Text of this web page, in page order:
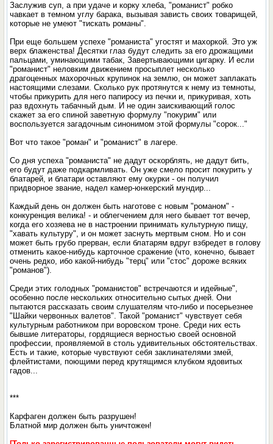
Заслужив суп, а при удаче и корку хлеба, "романист" робко
чавкает в темном углу барака, вызывая зависть своих товарищей,
которые не умеют "тискать романы".
При еще большем успехе "романиста" угостят и махоркой. Это уж
верх блаженства! Десятки глаз будут следить за его дрожащими
пальцами, уминающими табак, Завертывающими цигарку. И если
"романист" неловким движением просыплет несколько
драгоценных махорочных крупинок на землю, он может заплакать
настоящими слезами. Сколько рук протянутся к нему из темноты,
чтобы прикурить для него папиросу из печки и, прикуривая, хоть
раз вдохнуть табачный дым. И не один заискивающий голос
скажет за его спиной заветную формулу "покурим" или
воспользуется загадочным синонимом этой формулы "сорок..."
Вот что такое "роман" и "романист" в лагере.
Со дня успеха "романиста" не дадут оскорблять, не дадут бить,
его будут даже подкармливать. Он уже смело просит покурить у
блатарей, и блатари оставляют ему окурки - он получил
придворное звание, надел камер-юнкерский мундир...
Каждый день он должен быть наготове с новым "романом" -
конкуренция велика! - и облегчением для него бывает тот вечер,
когда его хозяева не в настроении принимать культурную пищу,
"хавать культуру", и он может заснуть мертвым сном. Но и сон
может быть грубо прерван, если блатарям вдруг взбредет в голову
отменить какое-нибудь карточное сражение (что, конечно, бывает
очень редко, ибо какой-нибудь "терц" или "стос" дороже всяких
"романов").
Среди этих голодных "романистов" встречаются и идейные",
особенно после нескольких относительно сытых дней. Они
пытаются рассказать своим слушателям что-либо и посерьезнее
"Шайки червонных валетов". Такой "романист" чувствует себя
культурным работником при воровском троне. Среди них есть
бывшие литераторы, гордящиеся верностью своей основной
профессии, проявляемой в столь удивительных обстоятельствах.
Есть и такие, которые чувствуют себя заклинателями змей,
флейтистами, поющими перед крутящимся клубком ядовитых
гадов...
***
Карфаген должен быть разрушен!
Блатной мир должен быть уничтожен!